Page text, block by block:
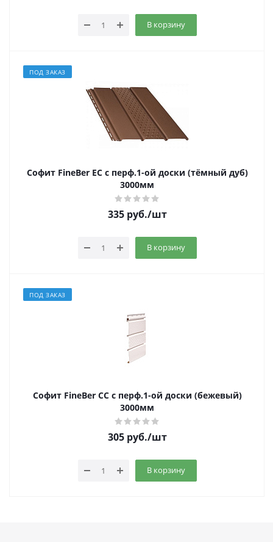
В корзину
ПОД ЗАКАЗ
Софит FineBer EC с перф.1-ой доски (тёмный дуб)
3000мм
335руб./шт
В корзину
ПОД ЗАКАЗ
Софит FineBer CC с перф.1-ой доски (бежевый)
3000мм
305руб./шт
В корзину